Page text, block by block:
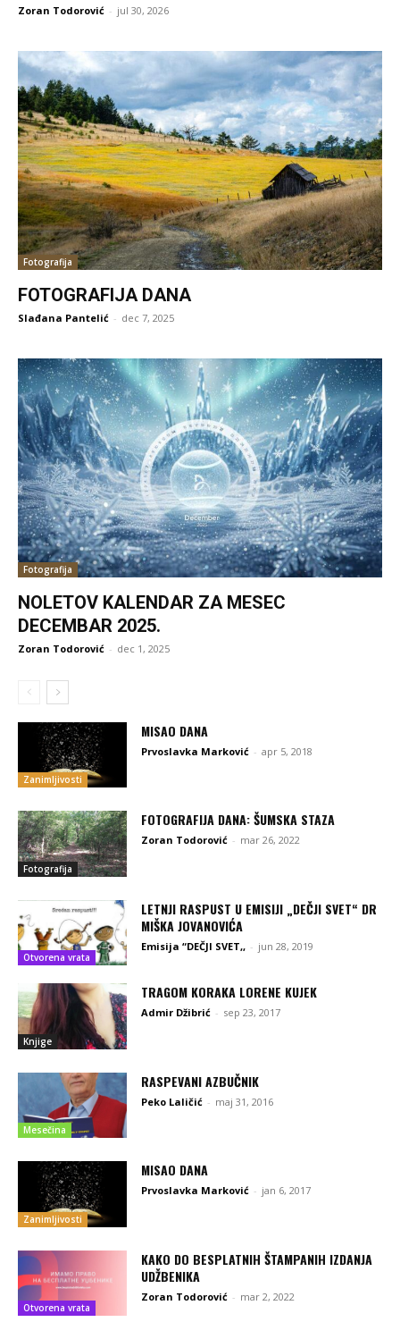
Zoran Todorović - jul 30, 2026
Fotografija
FOTOGRAFIJA DANA
Slađana Pantelić - dec 7, 2025
Fotografija
NOLETOV KALENDAR ZA MESEC
DECEMBAR 2025.
Zoran Todorović - dec 1, 2025
Zanimljivosti
MISAO DANA
Prvoslavka Marković - apr 5, 2018
Fotografija
FOTOGRAFIJA DANA: ŠUMSKA STAZA
Zoran Todorović - mar 26, 2022
Otvorena vrata
LETNJI RASPUST U EMISIJI „DEČJI SVET“ DR
MIŠKA JOVANOVIĆA
Emisija “DEČJI SVET,, - jun 28, 2019
Knjige
TRAGOM KORAKA LORENE KUJEK
Admir Džibrić - sep 23, 2017
Mesečina
RASPEVANI AZBUČNIK
Peko Laličić - maj 31, 2016
Zanimljivosti
MISAO DANA
Prvoslavka Marković - jan 6, 2017
Otvorena vrata
KAKO DO BESPLATNIH ŠTAMPANIH IZDANJA
UDŽBENIKA
Zoran Todorović - mar 2, 2022